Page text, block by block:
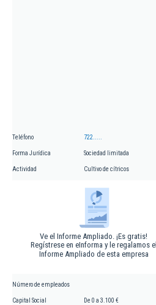
Teléfono 722.....
Forma Jurídica Sociedad limitada
Actividad Cultivo de cítricos
Ve el Informe Ampliado. ¡Es gratis!
Regístrese en eInforma y le regalamos el
Informe Ampliado de esta empresa
Número de empleados
Capital Social De 0 a 3.100 €